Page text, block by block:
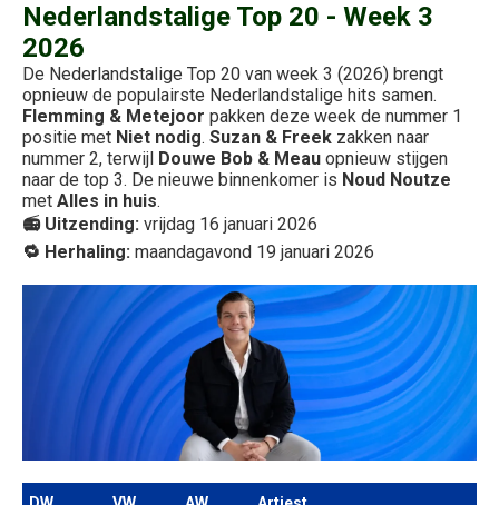
Nederlandstalige Top 20 - Week 3
2026
De Nederlandstalige Top 20 van week 3 (2026) brengt
opnieuw de populairste Nederlandstalige hits samen.
Flemming & Metejoor pakken deze week de nummer 1
positie met Niet nodig. Suzan & Freek zakken naar
nummer 2, terwijl Douwe Bob & Meau opnieuw stijgen
naar de top 3. De nieuwe binnenkomer is Noud Noutze
met Alles in huis.
📻 Uitzending: vrijdag 16 januari 2026
🔁 Herhaling: maandagavond 19 januari 2026